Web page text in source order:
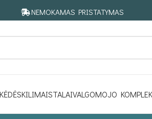
NEMOKAMAS PRISTATYMAS
KĖDĖSKILIMAISTALAIVALGOMOJO